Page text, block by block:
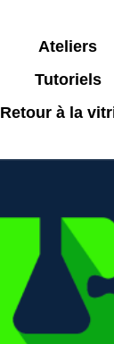
Ateliers
Tutoriels
Retour à la